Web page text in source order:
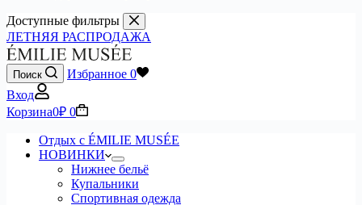
Доступные фильтры
ЛЕТНЯЯ РАСПРОДАЖА
Поиск Избранное 0
Вход
Корзина0₽ 0
Отдых с ÉMILIE MUSÉE
НОВИНКИ
Нижнее бельё
Купальники
Спортивная одежда